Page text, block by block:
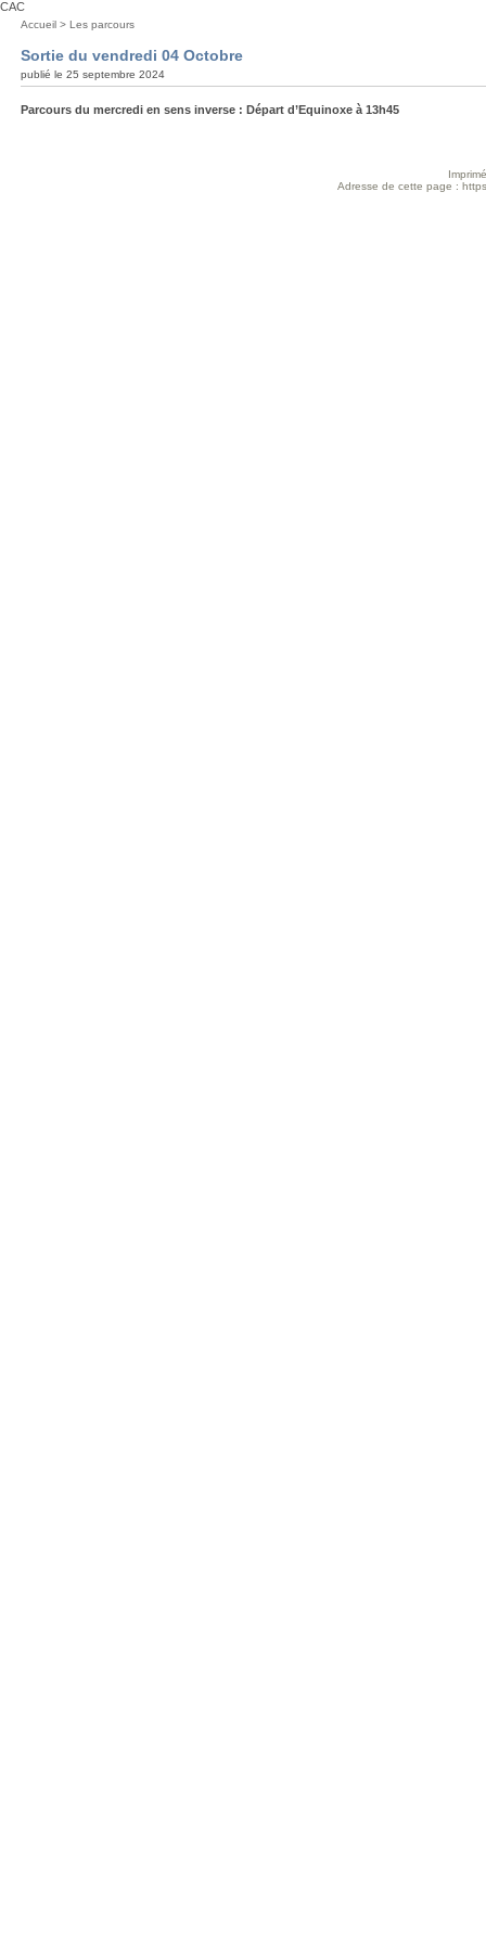
CAC
Vous
ici
:
Accueil >Les parcours
Sortie du vendredi 04 Octobre
publié le 25 septembre 2024
Parcours du mercredi en sens inverse : Départ d’Equinoxe à 13h45
Adresse de cette page :